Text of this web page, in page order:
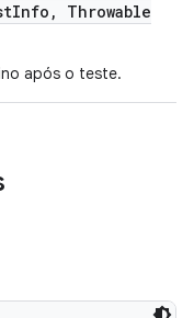
Info ,
Throwable
após o teste.